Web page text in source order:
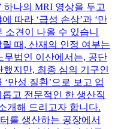
하나의 MRI 영상을 두고
따라 ‘급성 손상’과 ‘만
소견이 나올 수 있습니
때, 산재의 인정 여부는
무법인 이산에서는, 공단
했지만, 최종 심의 기구인
만성 질환’으로 보고 업
고 전문적인 한 생산직
개해 드리고자 합니다.
를 생산하는 공장에서